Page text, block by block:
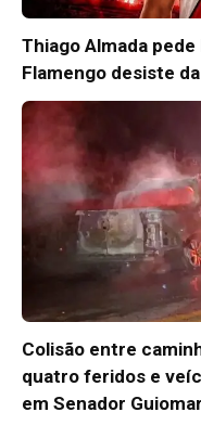
Thiago Almada
Flamengo desiste
Colisão entre
quatro feridos e
em Senador